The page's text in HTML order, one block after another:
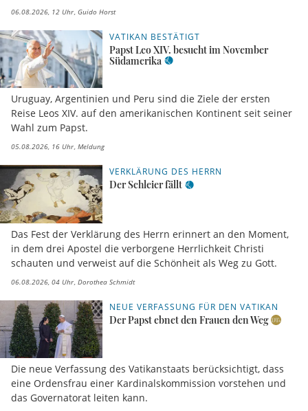
06.08.2026, 12 Uhr Guido Horst
VATIKAN BESTÄTIGT
Papst Leo XIV. besucht im November
Südamerika
Uruguay, Argentinien und Peru sind die Ziele der ersten
Reise Leos XIV. auf den amerikanischen Kontinent seit seiner
Wahl zum Papst.
05.08.2026, 16 Uhr Meldung
VERKLÄRUNG DES HERRN
Der Schleier fällt
Das Fest der Verklärung des Herrn erinnert an den Moment,
in dem drei Apostel die verborgene Herrlichkeit Christi
schauten und verweist auf die Schönheit als Weg zu Gott.
06.08.2026, 04 Uhr Dorothea Schmidt
NEUE VERFASSUNG FÜR DEN VATIKAN
Der Papst ebnet den Frauen den Weg
Die neue Verfassung des Vatikanstaats berücksichtigt, dass
eine Ordensfrau einer Kardinalskommission vorstehen und
das Governatorat leiten kann.